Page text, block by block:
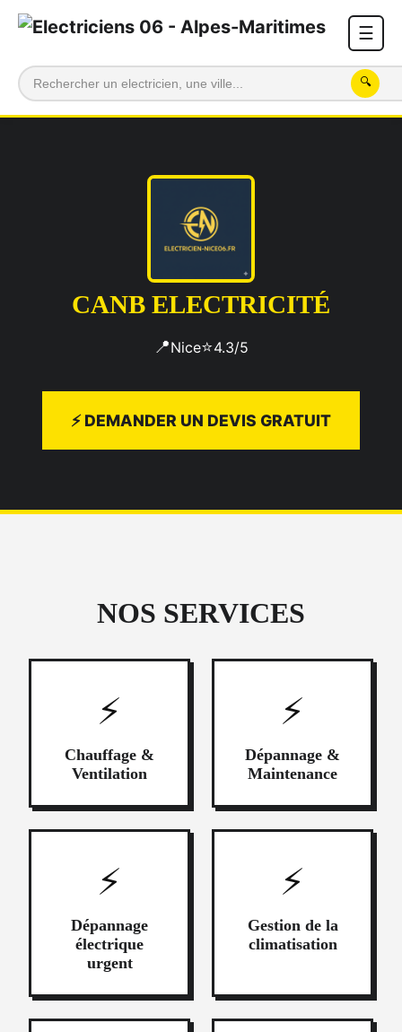
☰
🔍
CANB ELECTRICITÉ
📍Nice⭐4.3/5
⚡ DEMANDER UN DEVIS GRATUIT
NOS SERVICES
⚡
Chauffage &
Ventilation
⚡
Dépannage &
Maintenance
⚡
Dépannage
électrique
urgent
⚡
Gestion de la
climatisation